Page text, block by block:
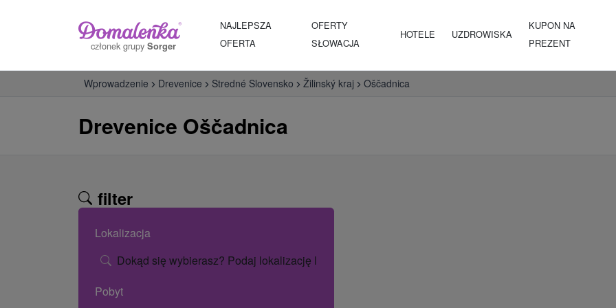
członek grupy Sorger
NAJLEPSZA
OFERTA
OFERTY
SŁOWACJA
HOTELE UZDROWISKA
KUPON NA
PREZENT
Wprowadzenie Drevenice Stredné Slovensko Žilinský kraj Oščadnica
Drevenice Oščadnica
filter
Lokalizacja
Dokąd się wybierasz? Podaj lokalizację lub nazwę hotelu.
Pobyt